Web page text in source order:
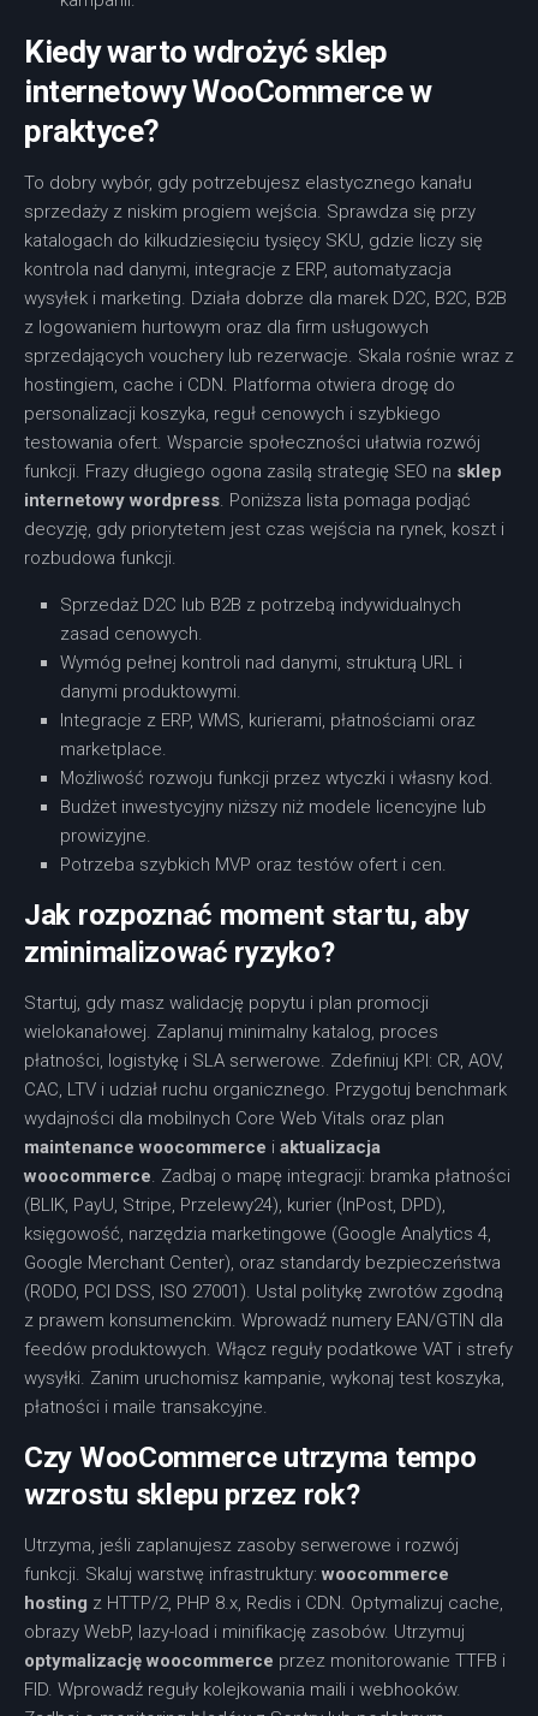
Kiedy warto wdrożyć sklep
internetowy WooCommerce w
praktyce?
To dobry wybór, gdy potrzebujesz elastycznego kanału
sprzedaży z niskim progiem wejścia. Sprawdza się przy
katalogach do kilkudziesięciu tysięcy SKU, gdzie liczy się
kontrola nad danymi, integracje z ERP, automatyzacja
wysyłek i marketing. Działa dobrze dla marek D2C, B2C, B2B
z logowaniem hurtowym oraz dla firm usługowych
sprzedających vouchery lub rezerwacje. Skala rośnie wraz z
hostingiem, cache i CDN. Platforma otwiera drogę do
personalizacji koszyka, reguł cenowych i szybkiego
testowania ofert. Wsparcie społeczności ułatwia rozwój
funkcji. Frazy długiego ogona zasilą strategię SEO na sklep
internetowy wordpress. Poniższa lista pomaga podjąć
decyzję, gdy priorytetem jest czas wejścia na rynek, koszt i
rozbudowa funkcji.
Sprzedaż D2C lub B2B z potrzebą indywidualnych
zasad cenowych.
Wymóg pełnej kontroli nad danymi, strukturą URL i
danymi produktowymi.
Integracje z ERP, WMS, kurierami, płatnościami oraz
marketplace.
Możliwość rozwoju funkcji przez wtyczki i własny kod.
Budżet inwestycyjny niższy niż modele licencyjne lub
prowizyjne.
Potrzeba szybkich MVP oraz testów ofert i cen.
Jak rozpoznać moment startu, aby
zminimalizować ryzyko?
Startuj, gdy masz walidację popytu i plan promocji
wielokanałowej. Zaplanuj minimalny katalog, proces
płatności, logistykę i SLA serwerowe. Zdefiniuj KPI: CR, AOV,
CAC, LTV i udział ruchu organicznego. Przygotuj benchmark
wydajności dla mobilnych Core Web Vitals oraz plan
maintenance woocommerce i aktualizacja
woocommerce. Zadbaj o mapę integracji: bramka płatności
(BLIK, PayU, Stripe, Przelewy24), kurier (InPost, DPD),
księgowość, narzędzia marketingowe (Google Analytics 4,
Google Merchant Center), oraz standardy bezpieczeństwa
(RODO, PCI DSS, ISO 27001). Ustal politykę zwrotów zgodną
z prawem konsumenckim. Wprowadź numery EAN/GTIN dla
feedów produktowych. Włącz reguły podatkowe VAT i strefy
wysyłki. Zanim uruchomisz kampanie, wykonaj test koszyka,
płatności i maile transakcyjne.
Czy WooCommerce utrzyma tempo
wzrostu sklepu przez rok?
Utrzyma, jeśli zaplanujesz zasoby serwerowe i rozwój
funkcji. Skaluj warstwę infrastruktury: woocommerce
hosting z HTTP/2, PHP 8.x, Redis i CDN. Optymalizuj cache,
obrazy WebP, lazy-load i minifikację zasobów. Utrzymuj
optymalizację woocommerce przez monitorowanie TTFB i
FID. Wprowadź reguły kolejkowania maili i webhooków.